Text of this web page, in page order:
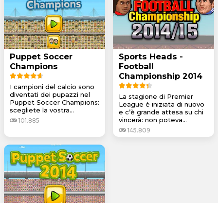
Puppet Soccer
Champions
I campioni del calcio sono
diventati dei pupazzi nel
Puppet Soccer Champions:
scegliete la vostra...
101.885
Sports Heads -
Football
Championship 2014
La stagione di Premier
League è iniziata di nuovo
e c’è grande attesa su chi
vincerà: non poteva...
145.809